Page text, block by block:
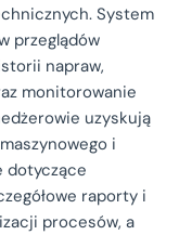
System
przeglądów
napraw,
monitorowanie
uzyskują
i
dotyczące
raporty i
procesów, a